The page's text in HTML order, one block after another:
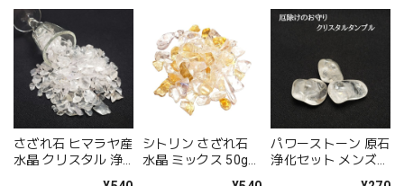
さざれ石 ヒマラヤ産
水晶 クリスタル 浄
シトリン さざれ石
水晶 ミックス 50g
パワーストーン 原石
浄化セット メンズ